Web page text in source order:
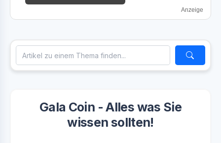
Anzeige
Gala Coin - Alles was Sie
wissen sollten!